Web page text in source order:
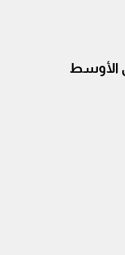
الأوسط